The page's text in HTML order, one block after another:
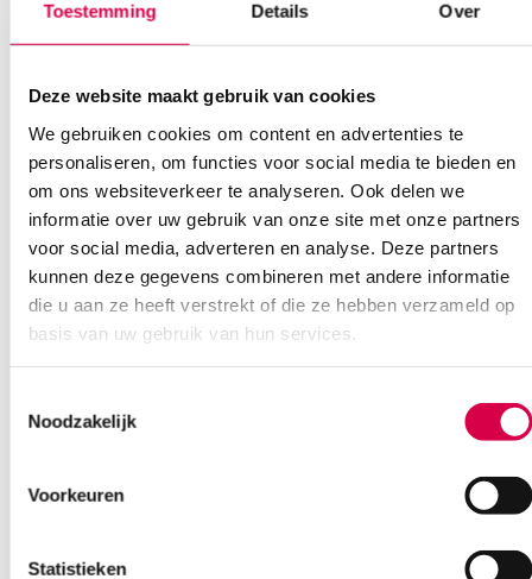
Toestemming Details Over
Deze website maakt gebruik van cookies
We gebruiken cookies om content en advertenties te
personaliseren, om functies voor social media te bieden en
om ons websiteverkeer te analyseren. Ook delen we
informatie over uw gebruik van onze site met onze partners
voor social media, adverteren en analyse. Deze partners
kunnen deze gegevens combineren met andere informatie
die u aan ze heeft verstrekt of die ze hebben verzameld op
basis van uw gebruik van hun services.
Noodzakelijk
Voorkeuren
Statistieken
(1)
SERVOPRAX
1 set, incl. AA batterij, koffer, onsteriel
3 tot 5 werkdagen
109.46
132.45incl. BTW